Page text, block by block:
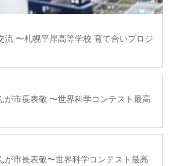
流 〜札幌平岸高等学校 育て合いプロジ
が市長表敬 〜世界科学コンテスト最高
が市長表敬〜世界科学コンテスト最高